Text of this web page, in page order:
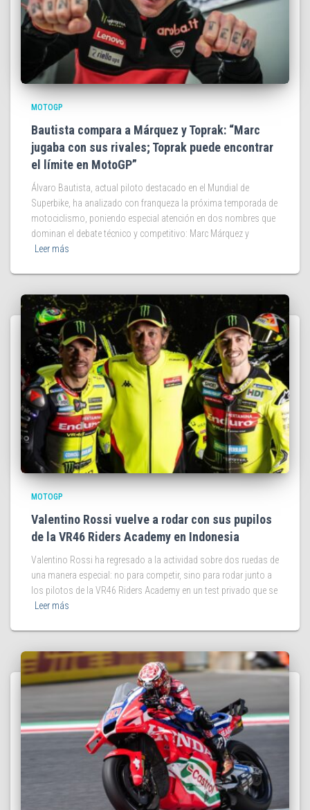
MOTOGP
Bautista compara a Márquez y Toprak: “Marc
jugaba con sus rivales; Toprak puede encontrar
el límite en MotoGP”
Álvaro Bautista, actual piloto destacado en el Mundial de
Superbike, ha analizado con franqueza la próxima temporada de
motociclismo, poniendo especial atención en dos nombres que
dominan el debate técnico y competitivo: Marc Márquez y
Leer más
MOTOGP
Valentino Rossi vuelve a rodar con sus pupilos
de la VR46 Riders Academy en Indonesia
Valentino Rossi ha regresado a la actividad sobre dos ruedas de
una manera especial: no para competir, sino para rodar junto a
los pilotos de la VR46 Riders Academy en un test privado que se
Leer más